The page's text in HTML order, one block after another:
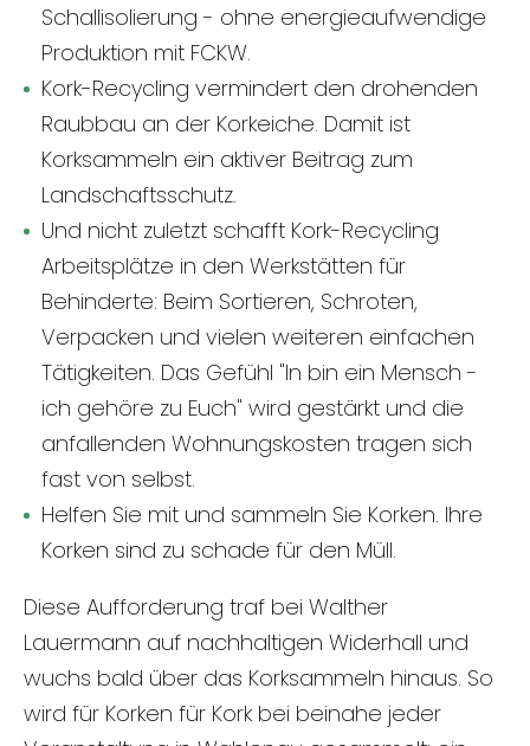
Schallisolierung - ohne energieaufwendige
Produktion mit FCKW.
Kork-Recycling vermindert den drohenden
Raubbau an der Korkeiche. Damit ist
Korksammeln ein aktiver Beitrag zum
Landschaftsschutz.
Und nicht zuletzt schafft Kork-Recycling
Arbeitsplätze in den Werkstätten für
Behinderte: Beim Sortieren, Schroten,
Verpacken und vielen weiteren einfachen
Tätigkeiten. Das Gefühl "In bin ein Mensch -
ich gehöre zu Euch" wird gestärkt und die
anfallenden Wohnungskosten tragen sich
fast von selbst.
Helfen Sie mit und sammeln Sie Korken. Ihre
Korken sind zu schade für den Müll.
Diese Aufforderung traf bei Walther
Lauermann auf nachhaltigen Widerhall und
wuchs bald über das Korksammeln hinaus. So
wird für Korken für Kork bei beinahe jeder